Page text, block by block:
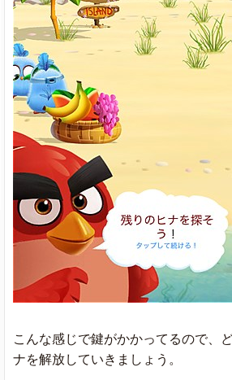
こんな感じで鍵がかかってるので、
ナを解放していきましょう。